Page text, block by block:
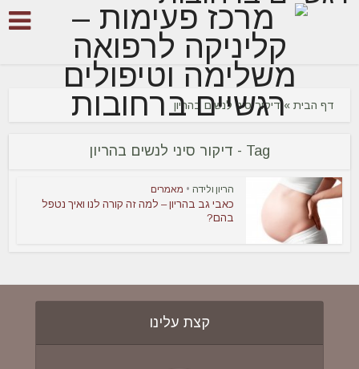
דף הבית »דיקור סיני לנשים בהריון
Tag - דיקור סיני לנשים בהריון
הריון ולידה • מאמרים
כאבי גב בהריון – למה זה קורה לנו ואיך נטפל
בהם?
קצת עלינו